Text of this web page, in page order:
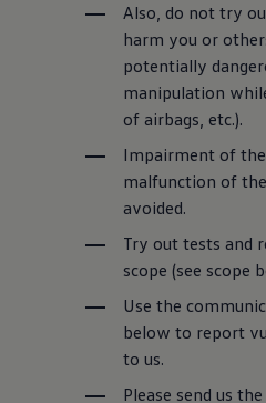
Also, do not try
harm you or
potentially
manipulation
of airbags, etc.).
Impairment of the
malfunction of
avoided.
Try out tests and
scope (see scope
Use the
below to report
to us.
Please send us